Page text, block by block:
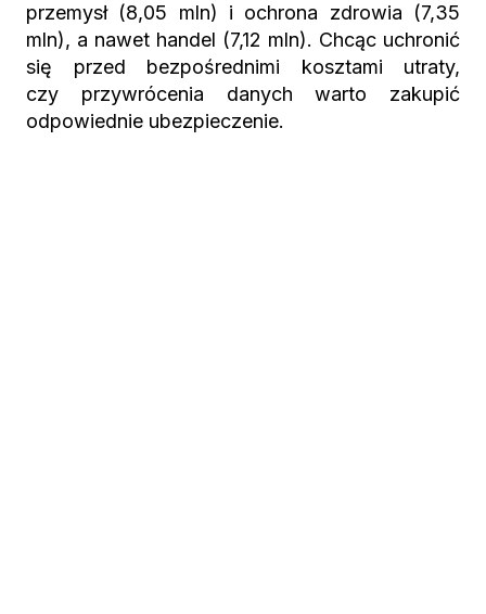
przemysł (8,05 mln) i ochrona zdrowia (7,35
mln), a nawet handel (7,12 mln). Chcąc uchronić
się przed bezpośrednimi kosztami utraty,
czy przywrócenia danych warto zakupić
odpowiednie ubezpieczenie.